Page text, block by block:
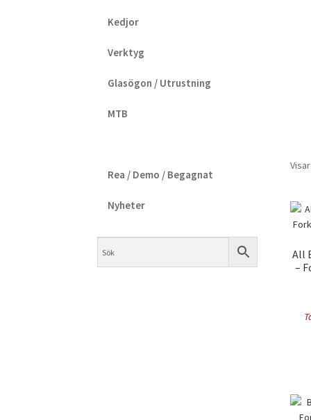
All
–
Kedjor
Verktyg
Glasögon / Utrustning
MTB
Rea / Demo / Begagnat
Nyheter